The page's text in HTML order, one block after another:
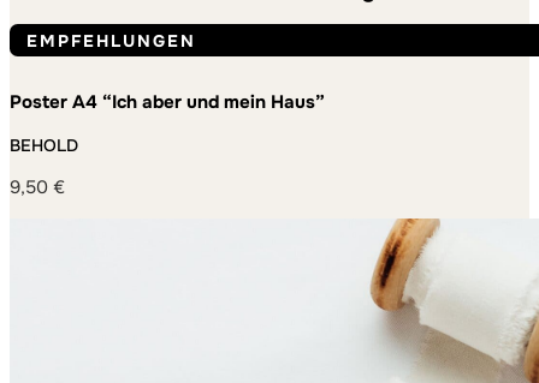
EMPFEHLUNGEN
Poster A4 “Ich aber und mein Haus”
BEHOLD
9,50 €